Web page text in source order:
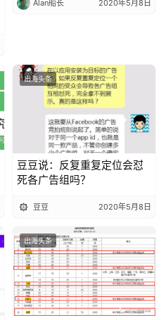
Alan船长 2020年5月8日
出海头条
豆豆说：反复重复定位会怼
死各广告组吗？
豆豆 2020年5月8日
出海头条